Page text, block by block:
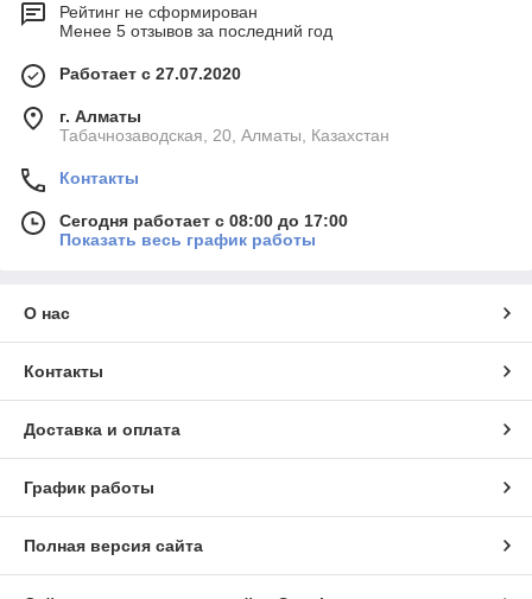
Рейтинг не сформирован
Менее 5 отзывов за последний год
Работает с 27.07.2020
г. Алматы
Табачнозаводская, 20, Алматы, Казахстан
Контакты
Сегодня работает с 08:00 до 17:00
Показать весь график работы
О нас
Контакты
Доставка и оплата
График работы
Полная версия сайта